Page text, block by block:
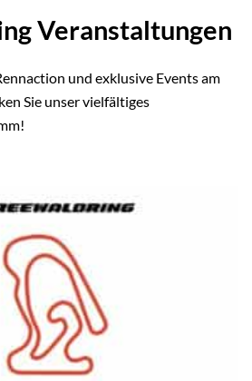
Veranstaltungen
und exklusive Events am
Sie unser vielfältiges